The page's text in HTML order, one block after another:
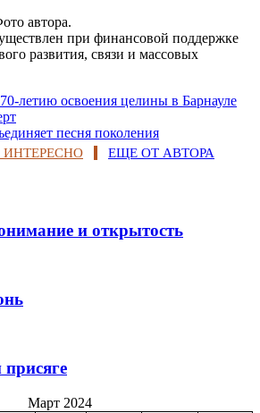
автора.
при финансовой поддержке
развития, связи и массовых
летию освоения целины в Барнауле
песня поколения
ЕЩЕ ОТ АВТОРА
и открытость
присяге
Март 2024